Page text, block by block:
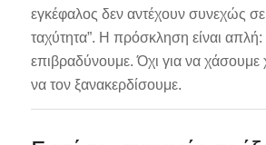
εγκέφαλος δεν αντέχουν συνεχώς
ταχύτητα”. Η πρόσκληση είναι απλή:
επιβραδύνουμε. Όχι για να χάσουμε
να τον ξανακερδίσουμε.